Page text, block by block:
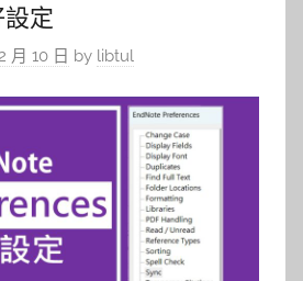
定
月 10 日 by libtul